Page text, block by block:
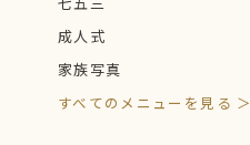
成人式
家族写真
すべてのメニューを見る ＞